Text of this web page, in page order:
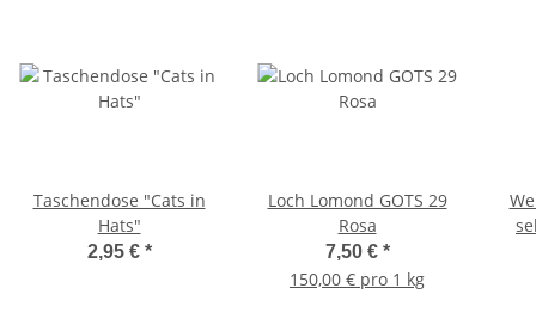
Taschendose "Cats in
Hats"
2,95 € *
Loch Lomond GOTS 29
Rosa
7,50 € *
150,00 € pro 1 kg